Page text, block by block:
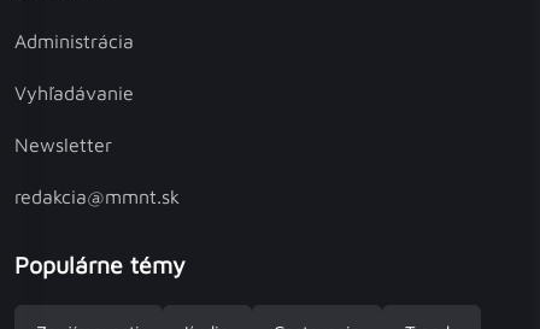
Administrácia
Vyhľadávanie
Newsletter
redakcia@mmnt.sk
Populárne témy